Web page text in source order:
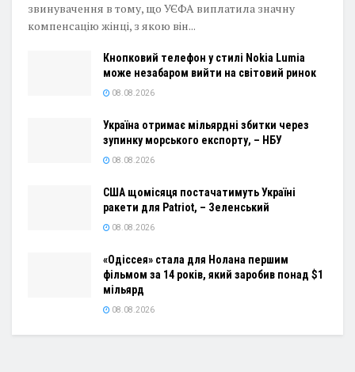
звинувачення в тому, що УЄФА виплатила значну
компенсацію жінці, з якою він...
Кнопковий телефон у стилі Nokia Lumia
може незабаром вийти на світовий ринок
08.08.2026
Україна отримає мільярдні збитки через
зупинку морського експорту, – НБУ
08.08.2026
США щомісяця постачатимуть Україні
ракети для Patriot, – Зеленський
08.08.2026
«Одіссея» стала для Нолана першим
фільмом за 14 років, який заробив понад $1
мільярд
08.08.2026